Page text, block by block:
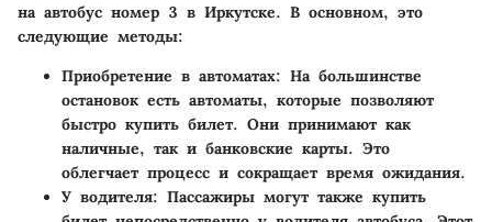
на автобус номер 3 в Иркутске. В основном, это
следующие методы:
Приобретение в автоматах: На большинстве
остановок есть автоматы, которые позволяют
быстро купить билет. Они принимают как
наличные, так и банковские карты. Это
облегчает процесс и сокращает время ожидания.
У водителя: Пассажиры могут также купить